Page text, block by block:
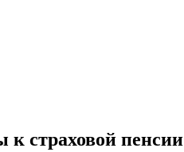
к страховой пенсии